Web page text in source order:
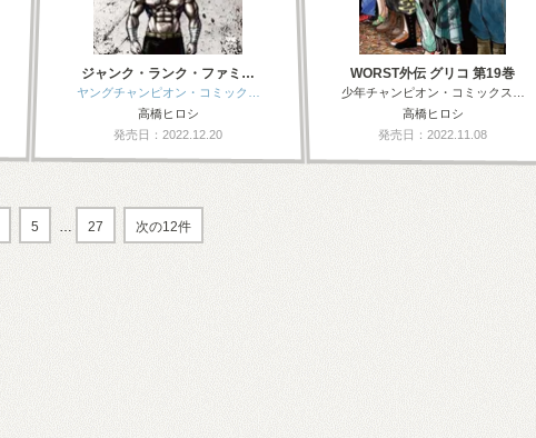
ジャンク・ランク・ファミ…
ヤングチャンピオン・コミック…
高橋ヒロシ
発売日：2022.12.20
WORST外伝 グリコ 第19巻
少年チャンピオン・コミックス…
高橋ヒロシ
発売日：2022.11.08
5 … 27 次の12件